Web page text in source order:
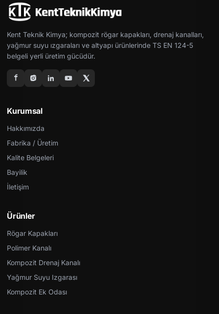
Kent Teknik Kimya; kompozit rögar kapakları, drenaj kanalları,
yağmur suyu ızgaraları ve altyapı ürünlerinde TS EN 124-5
belgeli yerli üretim gücüdür.
Kurumsal
Hakkımızda
Fabrika / Üretim
Kalite Belgeleri
Bayilik
İletişim
Ürünler
Rögar Kapakları
Polimer Kanalı
Kompozit Drenaj Kanalı
Yağmur Suyu Izgarası
Kompozit Ek Odası